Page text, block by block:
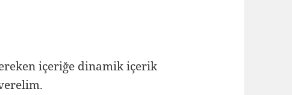
içeriğe dinamik içerik